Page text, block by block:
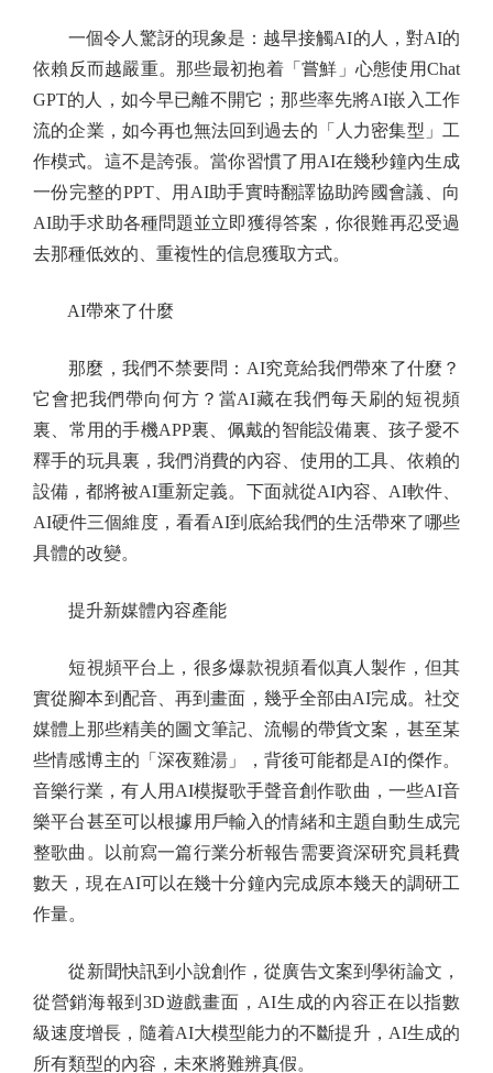
一個令人驚訝的現象是：越早接觸AI的人，對AI的
依賴反而越嚴重。那些最初抱着「嘗鮮」心態使用Chat
GPT的人，如今早已離不開它；那些率先將AI嵌入工作
流的企業，如今再也無法回到過去的「人力密集型」工
作模式。這不是誇張。當你習慣了用AI在幾秒鐘內生成
一份完整的PPT、用AI助手實時翻譯協助跨國會議、向
AI助手求助各種問題並立即獲得答案，你很難再忍受過
去那種低效的、重複性的信息獲取方式。
AI帶來了什麼
那麼，我們不禁要問：AI究竟給我們帶來了什麼？
它會把我們帶向何方？當AI藏在我們每天刷的短視頻
裏、常用的手機APP裏、佩戴的智能設備裏、孩子愛不
釋手的玩具裏，我們消費的內容、使用的工具、依賴的
設備，都將被AI重新定義。下面就從AI內容、AI軟件、
AI硬件三個維度，看看AI到底給我們的生活帶來了哪些
具體的改變。
提升新媒體內容產能
短視頻平台上，很多爆款視頻看似真人製作，但其
實從腳本到配音、再到畫面，幾乎全部由AI完成。社交
媒體上那些精美的圖文筆記、流暢的帶貨文案，甚至某
些情感博主的「深夜雞湯」，背後可能都是AI的傑作。
音樂行業，有人用AI模擬歌手聲音創作歌曲，一些AI音
樂平台甚至可以根據用戶輸入的情緒和主題自動生成完
整歌曲。以前寫一篇行業分析報告需要資深研究員耗費
數天，現在AI可以在幾十分鐘內完成原本幾天的調研工
作量。
從新聞快訊到小說創作，從廣告文案到學術論文，
從營銷海報到3D遊戲畫面，AI生成的內容正在以指數
級速度增長，隨着AI大模型能力的不斷提升，AI生成的
所有類型的內容，未來將難辨真假。